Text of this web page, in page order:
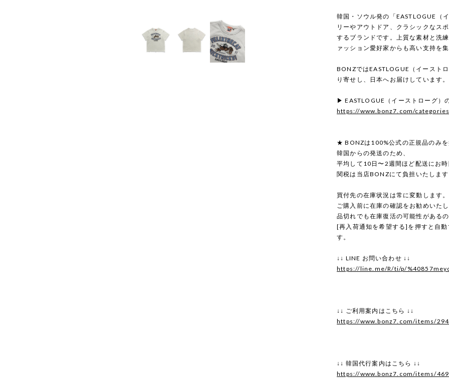
韓国・ソウル発の「EASTLOGUE（
リーやアウトドア、クラシックなス
するブランドです。上質な素材と洗
ァッション愛好家からも高い支持を集
BONZではEASTLOGUE（イースト
り寄せし、日本へお届けしています。
▶ EASTLOGUE（イーストローグ）
https://www.bonz7.com/
★ BONZは100%公式の正規品のみを
韓国からの発送のため、
平均して10日〜2週間ほど配送にお時
関税は当店BONZにて負担いたします
買付先の在庫状況は常に変動します。
ご購入前に在庫の確認をお勧めいたし
品切れでも在庫復活の可能性がある
[再入荷通知を希望する]を押すと自動
す。
↓↓ LINE お問い合わせ ↓↓
https://line.me/R/ti/p/
↓↓ ご利用案内はこちら ↓↓
https://www.bonz7.com/items/
↓↓ 韓国代行案内はこちら ↓↓
https://www.bonz7.com/items/